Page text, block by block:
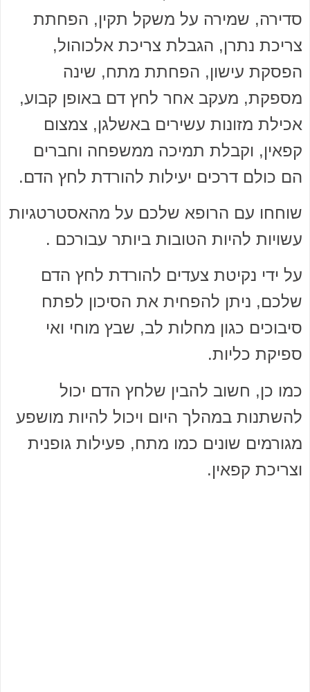
סדירה, שמירה על משקל תקין, הפחתת
צריכת נתרן, הגבלת צריכת אלכוהול,
הפסקת עישון, הפחתת מתח, שינה
מספקת, מעקב אחר לחץ דם באופן קבוע,
אכילת מזונות עשירים באשלגן, צמצום
קפאין, וקבלת תמיכה ממשפחה וחברים
הם כולם דרכים יעילות להורדת לחץ הדם.
שוחחו עם הרופא שלכם על מהאסטרטגיות
עשויות להיות הטובות ביותר עבורכם .
על ידי נקיטת צעדים להורדת לחץ הדם
שלכם, ניתן להפחית את הסיכון לפתח
סיבוכים כגון מחלות לב, שבץ מוחי ואי
ספיקת כליות.
כמו כן, חשוב להבין שלחץ הדם יכול
להשתנות במהלך היום ויכול להיות מושפע
מגורמים שונים כמו מתח, פעילות גופנית
וצריכת קפאין.